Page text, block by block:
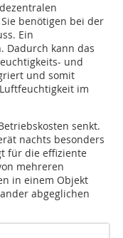
benötigen bei der
Ein
Dadurch kann das
und
und somit
im
senkt.
nachts besonders
für die effiziente
mehreren
in einem Objekt
abgeglichen